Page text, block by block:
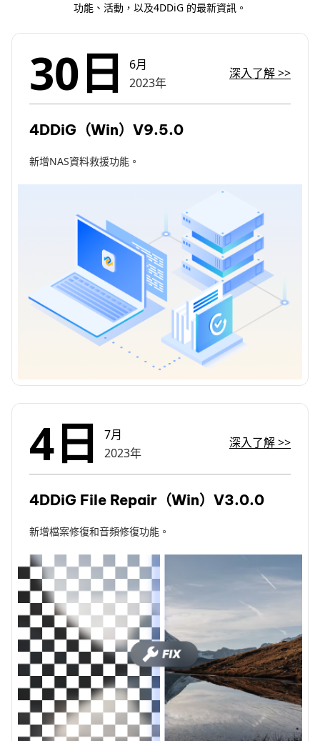
功能、活動，以及4DDiG 的最新資訊。
30日
6月
2023年
深入了解>>
4DDiG（Win）V9.5.0
新增NAS資料救援功能。
4日
7月
2023年
深入了解>>
4DDiG File Repair（Win）V3.0.0
新增檔案修復和音頻修復功能。